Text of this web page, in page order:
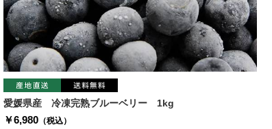
愛媛県産 冷凍完熟ブルーベリー 1kg
￥6,980 （税込）